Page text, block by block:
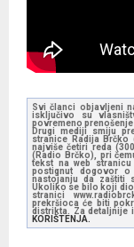
Svi članci objavljeni
isključivo su
povremeno
Drugi mediji smiju
stranice Radija
najviše četiri reda
(Radio Brčko), pri
tekst na web
postignut dogovor
nastojanju da zaštiti
Ukoliko se bilo koji
stranici
prekršioca će biti
distrikta. Za detaljnije
KORIŠTENJA.